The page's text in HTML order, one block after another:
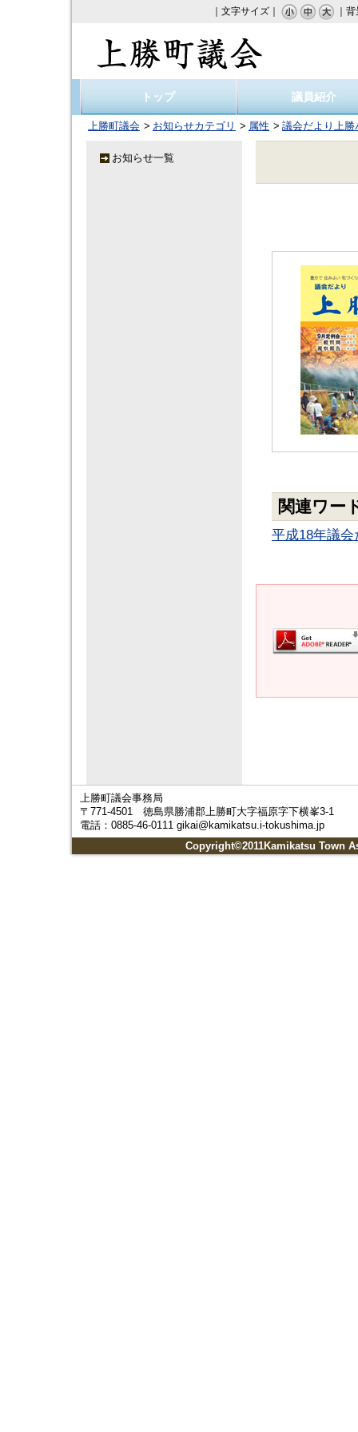
｜文字サイズ｜ ｜
トップ 議員紹介
上勝町議会 お知らせカテゴリ 属性 議会だより上
関連ワー
平成18年議会
お知らせ一覧
上勝町議会事務局
〒771-4501 徳島県勝浦郡上勝町大字福原字下横峯3-1
電話：0885-46-0111 gikai@kamikatsu.i-tokushima.jp
Copyright©2011Kamikatsu Town